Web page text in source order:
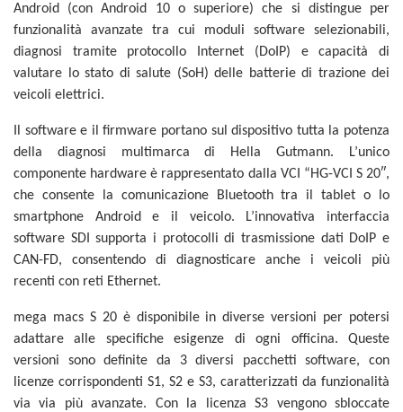
Android (con Android 10 o superiore) che si distingue per
funzionalità avanzate tra cui moduli software selezionabili,
diagnosi tramite protocollo Internet (DoIP) e capacità di
valutare lo stato di salute (SoH) delle batterie di trazione dei
veicoli elettrici.
Il software e il firmware portano sul dispositivo tutta la potenza
della diagnosi multimarca di Hella Gutmann. L’unico
componente hardware è rappresentato dalla VCI “HG-VCI S 20″,
che consente la comunicazione Bluetooth tra il tablet o lo
smartphone Android e il veicolo. L’innovativa interfaccia
software SDI supporta i protocolli di trasmissione dati DoIP e
CAN-FD, consentendo di diagnosticare anche i veicoli più
recenti con reti Ethernet.
mega macs S 20 è disponibile in diverse versioni per potersi
adattare alle specifiche esigenze di ogni officina. Queste
versioni sono definite da 3 diversi pacchetti software, con
licenze corrispondenti S1, S2 e S3, caratterizzati da funzionalità
via via più avanzate. Con la licenza S3 vengono sbloccate